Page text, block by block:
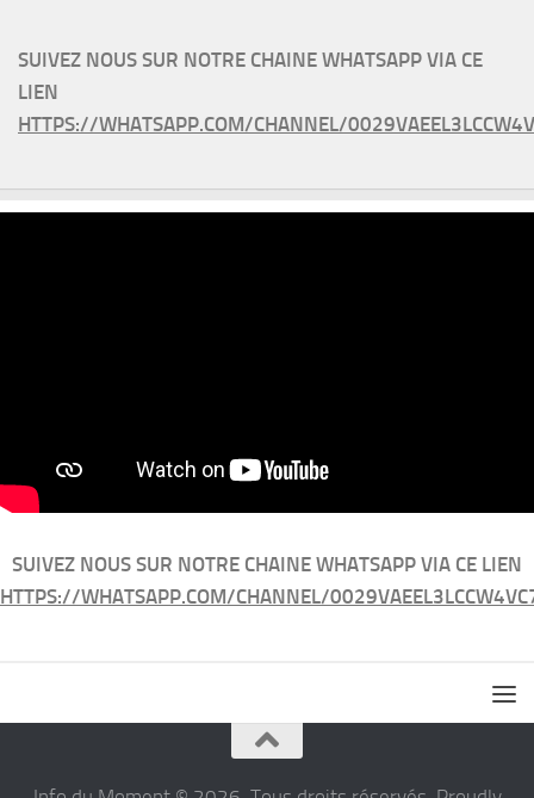
SUIVEZ NOUS SUR NOTRE CHAINE WHATSAPP VIA CE
LIEN
HTTPS://WHATSAPP.COM/CHANNEL/
SUIVEZ NOUS SUR NOTRE CHAINE WHATSAPP VIA CE LIEN
HTTPS://WHATSAPP.COM/CHANNEL/